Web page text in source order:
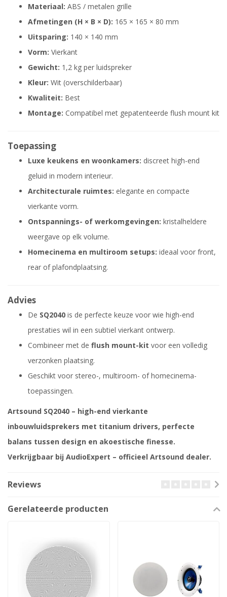
Materiaal: ABS / metalen grille
Afmetingen (H × B × D): 165 × 165 × 80 mm
Uitsparing: 140 × 140 mm
Vorm: Vierkant
Gewicht: 1,2 kg per luidspreker
Kleur: Wit (overschilderbaar)
Kwaliteit: Best
Montage: Compatibel met gepatenteerde flush mount kit
Toepassing
Luxe keukens en woonkamers: discreet high-end
geluid in modern interieur.
Architecturale ruimtes: elegante en compacte
vierkante vorm.
Ontspannings- of werkomgevingen: kristalheldere
weergave op elk volume.
Homecinema en multiroom setups: ideaal voor front,
rear of plafondplaatsing.
Advies
De SQ2040 is de perfecte keuze voor wie high-end
prestaties wil in een subtiel vierkant ontwerp.
Combineer met de flush mount-kit voor een volledig
verzonken plaatsing.
Geschikt voor stereo-, multiroom- of homecinema-
toepassingen.
Artsound SQ2040 – high-end vierkante
inbouwluidsprekers met titanium drivers, perfecte
balans tussen design en akoestische finesse.
Verkrijgbaar bij AudioExpert – officieel Artsound dealer.
Reviews
Gerelateerde producten